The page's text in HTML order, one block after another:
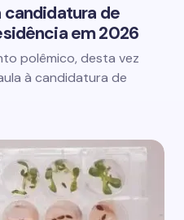
candidatura de
em 2026
polêmico, desta vez
à candidatura de